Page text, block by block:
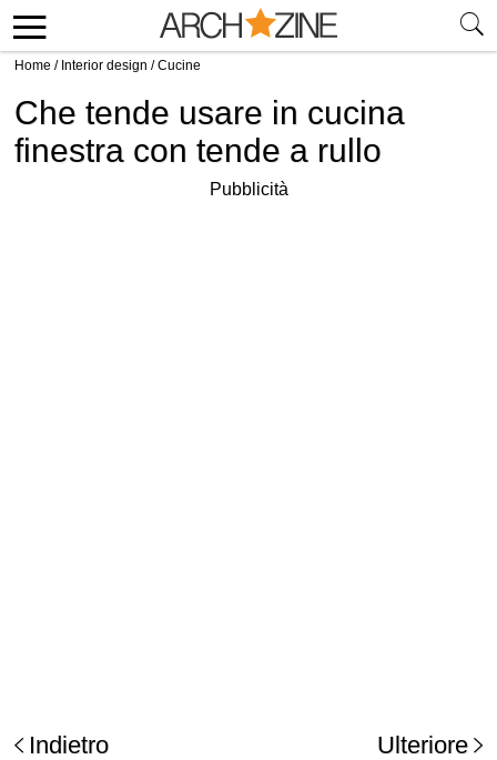
Home / Interior design /Cucine
Che tende usare in cucina
finestra con tende a rullo
Pubblicità
Indietro Ulteriore